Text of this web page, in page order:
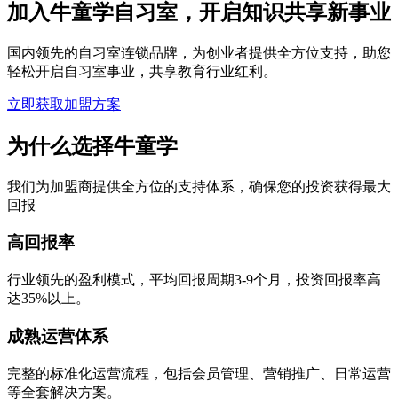
加入牛童学自习室，开启知识共享新事业
国内领先的自习室连锁品牌，为创业者提供全方位支持，助您
轻松开启自习室事业，共享教育行业红利。
立即获取加盟方案
为什么选择牛童学
我们为加盟商提供全方位的支持体系，确保您的投资获得最大
回报
高回报率
行业领先的盈利模式，平均回报周期3-9个月，投资回报率高
达35%以上。
成熟运营体系
完整的标准化运营流程，包括会员管理、营销推广、日常运营
等全套解决方案。